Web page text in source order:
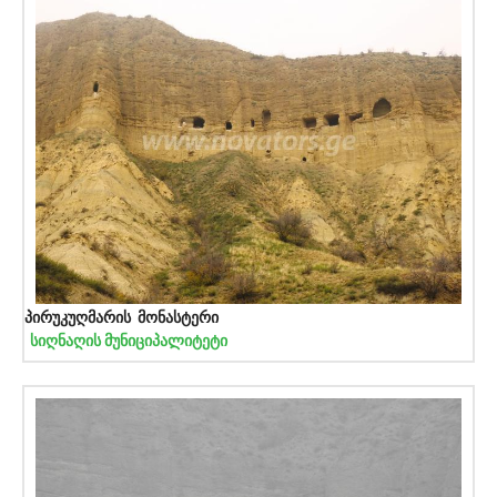
პირუკუღმარის მონასტერი
სიღნაღის მუნიციპალიტეტი